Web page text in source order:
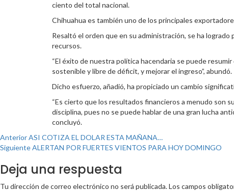
ciento del total nacional.
Chihuahua es también uno de los principales
Resaltó el orden que en su administración, se ha
recursos.
“El éxito de nuestra política hacendaria se puede
sostenible y libre de déficit, y mejorar el ingreso”, abundó.
Dicho esfuerzo, añadió, ha propiciado un cambio
“Es cierto que los resultados financieros a menudo son
disciplina, pues no se puede hablar de una gran lucha
concluyó.
Post
navigation
AnteriorASI COTIZA EL DOLAR ESTA MAÑANA…
SiguienteALERTAN POR FUERTES VIENTOS PARA HOY DOMINGO
Deja una respuesta
Tu dirección de correo electrónico no será publicada.Los campos